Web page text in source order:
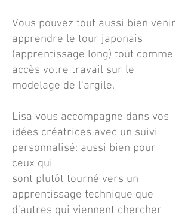
Vous pouvez tout aussi bien venir
apprendre le tour japonais
(apprentissage long) tout comme
accès votre travail sur le
modelage de l'argile.
Lisa vous accompagne dans vos
idées créatrices avec un suivi
personnalisé: aussi bien pour
ceux qui
sont plutôt tourné vers un
apprentissage technique que
d'autres qui viennent chercher